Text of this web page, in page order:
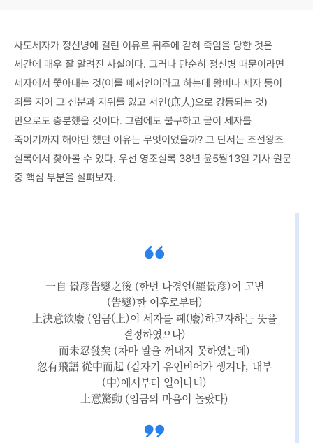
사도세자가 정신병에 걸린 이유로 뒤주에 갇혀 죽임을 당한 것은
세간에 매우 잘 알려진 사실이다. 그러나 단순히 정신병 때문이라면
세자에서 쫓아내는 것(이를 폐서인이라고 하는데 왕비나 세자 등이
죄를 지어 그 신분과 지위를 잃고 서인(庶人)으로 강등되는 것)
만으로도 충분했을 것이다. 그럼에도 불구하고 굳이 세자를
죽이기까지 해야만 했던 이유는 무엇이었을까? 그 단서는 조선왕조
실록에서 찾아볼 수 있다. 우선 영조실록 38년 윤5월13일 기사 원문
중 핵심 부분을 살펴보자.
一自 景彦告變之後 (한번 나경언(羅景彦)이 고변
(告變)한 이후로부터)
上決意欲廢 (임금(上)이 세자를 폐(廢)하고자하는 뜻을
결정하였으나)
而未忍發矣 (차마 말을 꺼내지 못하였는데)
忽有飛語 從中而起 (갑자기 유언비어가 생겨나, 내부
(中)에서부터 일어나니)
上意驚動 (임금의 마음이 놀랐다)